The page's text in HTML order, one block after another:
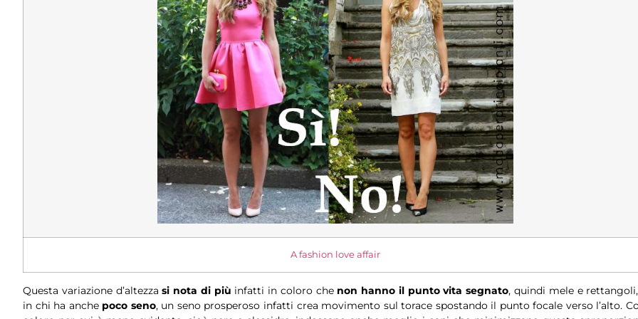
A fashion love affair
Questa variazione d’altezzasi nota di più infatti in coloro che non hanno il punto vita segnato, quindi mele e
in chi ha anche poco seno, un seno prosperoso infatti crea movimento sul torace spostando il punto focale verso l’alto.